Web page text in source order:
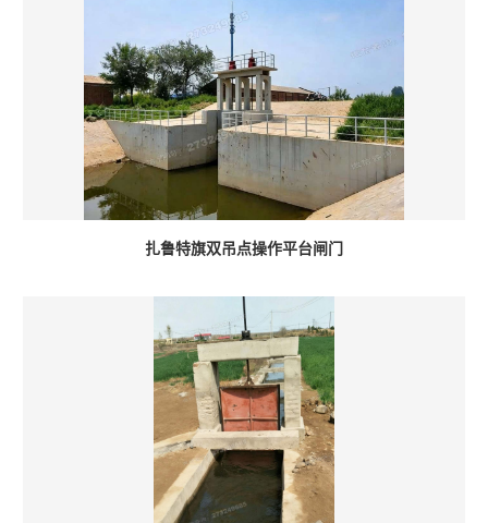
扎鲁特旗双吊点操作平台闸门